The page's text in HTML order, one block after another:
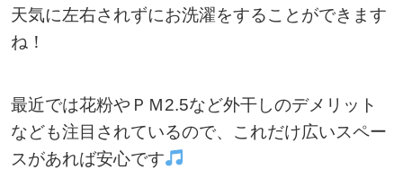
天気に左右されずにお洗濯をすることができます
ね！
最近では花粉やＰＭ2.5など外干しのデメリット
なども注目されているので、これだけ広いスペー
スがあれば安心です